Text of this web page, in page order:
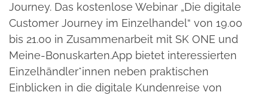
Journey. Das kostenlose Webinar „Die digitale
Customer Journey im Einzelhandel“ von 19.00
bis 21.00 in Zusammenarbeit mit SK ONE und
Meine-Bonuskarten.App bietet interessierten
Einzelhändler*innen neben praktischen
Einblicken in die digitale Kundenreise von